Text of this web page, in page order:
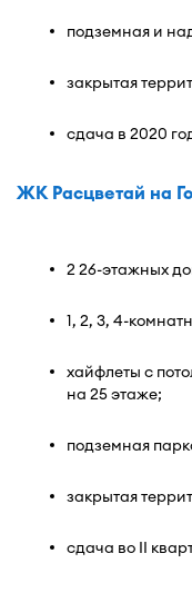
подземная и
закрытая
сдача в 2020
ЖК Расцветай на
2 26-этажных
1, 2, 3, 4-
хайфлеты с
на 25 этаже;
подземная
закрытая
сдача во II